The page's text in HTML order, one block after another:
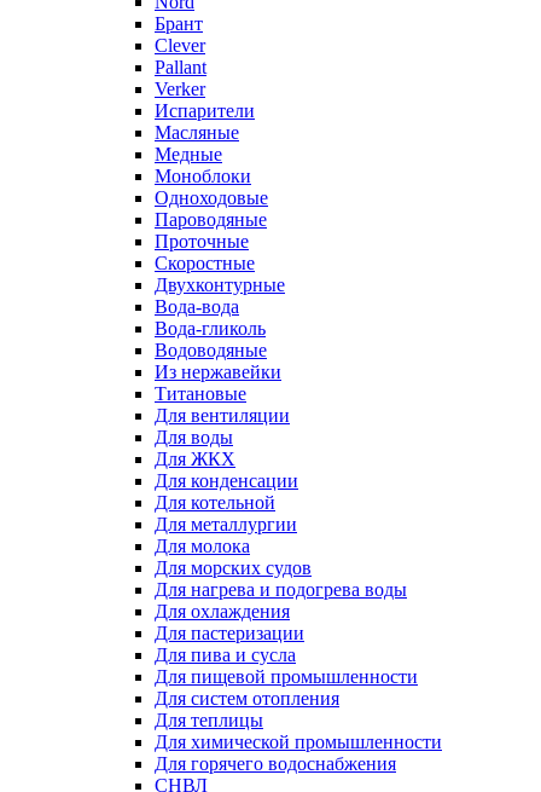
Брант
Clever
Pallant
Verker
Испарители
Масляные
Медные
Моноблоки
Одноходовые
Пароводяные
Проточные
Скоростные
Двухконтурные
Вода-вода
Вода-гликоль
Водоводяные
Из нержавейки
Титановые
Для вентиляции
Для воды
Для ЖКХ
Для конденсации
Для котельной
Для металлургии
Для молока
Для морских судов
Для нагрева и подогрева воды
Для охлаждения
Для пастеризации
Для пива и сусла
Для пищевой промышленности
Для систем отопления
Для теплицы
Для химической промышленности
Для горячего водоснабжения
СНВЛ